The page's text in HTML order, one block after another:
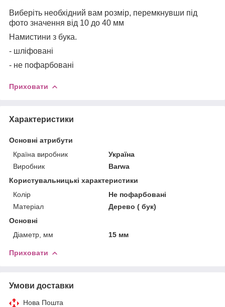
Виберіть необхідний вам розмір, перемкнувши під
фото значення від 10 до 40 мм
Намистини з бука.
- шліфовані
- не пофарбовані
Приховати
Характеристики
Основні атрибути
Країна виробник
Україна
Виробник
Barwa
Користувальницькі характеристики
Колір
Не пофарбовані
Матеріал
Дерево ( бук)
Основні
Діаметр, мм
15 мм
Приховати
Умови доставки
Нова Пошта